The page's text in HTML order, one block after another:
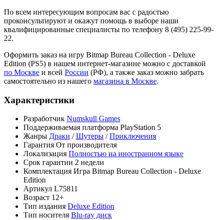
По всем интересующим вопросам вас с радостью
проконсультируют и окажут помощь в выборе наши
квалифицированные специалисты по телефону 8 (495) 225-99-
22.
Оформить заказ на игру Bitmap Bureau Collection - Deluxe
Edition (PS5) в нашем интернет-магазине можно с доставкой
по Москве и всей России (РФ), а также заказ можно забрать
самостоятельно из нашего магазина в Москве.
Характеристики
Разработчик Numskull Games
Поддерживаемая платформа PlayStation 5
Жанры Драки /Шутеры /Приключения
Гарантия От производителя
Локализация Полностью на иностранном языке
Срок гарантии 2 недели
Комплектация Игра Bitmap Bureau Collection - Deluxe
Edition
Артикул L75811
Возраст 12+
Тип издания Deluxe Edition
Тип носителя Blu-ray диск